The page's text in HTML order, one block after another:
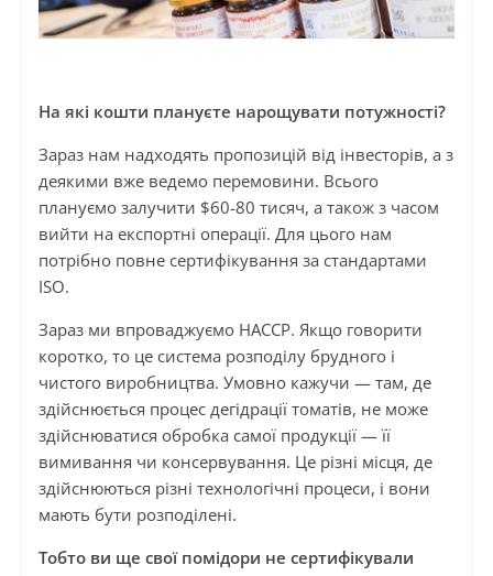
На які кошти плануєте нарощувати потужності?
Зараз нам надходять пропозицій від інвесторів, а з
деякими вже ведемо перемовини. Всього
плануємо залучити $60-80 тисяч, а також з часом
вийти на експортні операції. Для цього нам
потрібно повне сертифікування за стандартами
ISO.
Зараз ми впроваджуємо HACCP. Якщо говорити
коротко, то це система розподілу брудного і
чистого виробництва. Умовно кажучи — там, де
здійснюється процес дегідрації томатів, не може
здійснюватися обробка самої продукції — її
вимивання чи консервування. Це різні місця, де
здійснюються різні технологічні процеси, і вони
мають бути розподілені.
Тобто ви ще свої помідори не сертифікували